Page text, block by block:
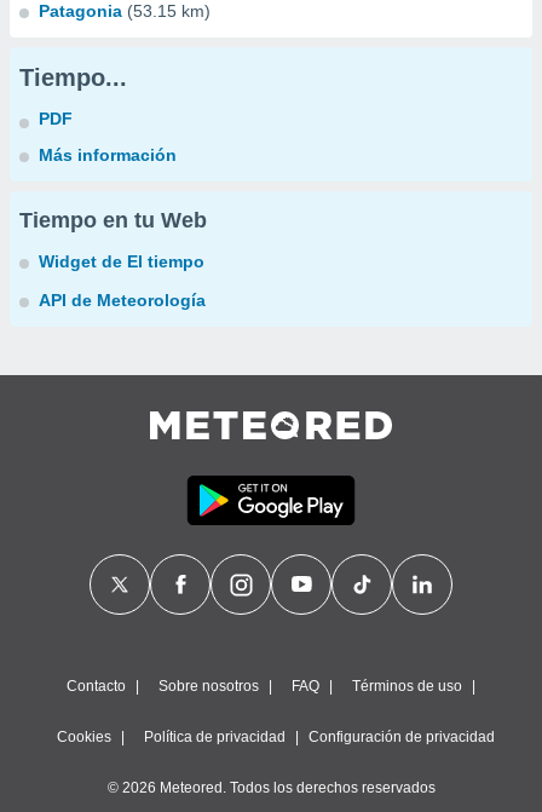
Patagonia (53.15 km)
Tiempo...
PDF
Más información
Tiempo en tu Web
Widget de El tiempo
API de Meteorología
Contacto Sobre nosotros FAQ Términos de uso
Cookies Política de privacidad Configuración de privacidad
© 2026 Meteored. Todos los derechos reservados